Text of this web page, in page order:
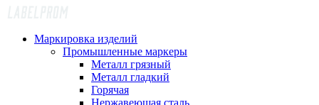
Маркировка изделий
Промышленные маркеры
Металл грязный
Металл гладкий
Горячая
Нержавеющая сталь